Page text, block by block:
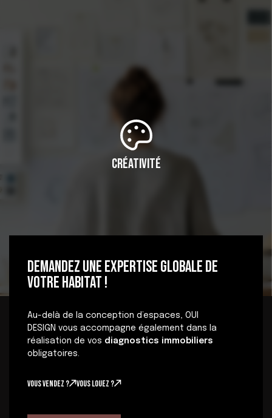
Créativité
DEMANDEZ UNE EXPERTISE GLOBALE DE
VOTRE HABITAT !
Au-delà de la conception d’espaces, OUI
DESIGN vous accompagne également dans la
réalisation de vos diagnostics immobiliers
obligatoires.
Vous vendez ? Vous louez ?